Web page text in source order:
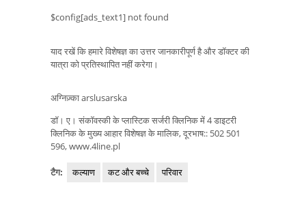
$config[ads_text1] not found
याद रखें कि हमारे विशेषज्ञ का उत्तर जानकारीपूर्ण है और डॉक्टर की
यात्रा को प्रतिस्थापित नहीं करेगा।
अग्निज़्का arslusarska
डॉ। ए। संकॉवस्की के प्लास्टिक सर्जरी क्लिनिक में 4 डाइटरी
क्लिनिक के मुख्य आहार विशेषज्ञ के मालिक, दूरभाष:: 502 501
596, www.4line.pl
टैग: कल्याण कट और बच्चे परिवार